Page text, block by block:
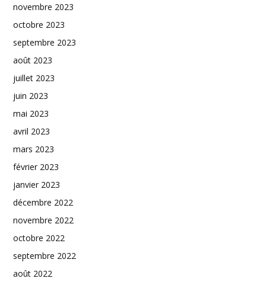
novembre 2023
octobre 2023
septembre 2023
août 2023
juillet 2023
juin 2023
mai 2023
avril 2023
mars 2023
février 2023
janvier 2023
décembre 2022
novembre 2022
octobre 2022
septembre 2022
août 2022